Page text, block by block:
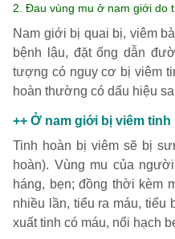
2. Đau vùng mu ở nam giới do
Nam giới bị quai bị, viêm
bệnh lậu, đặt ống dẫn
tượng có nguy cơ bị viêm
hoàn thường có dấu hiệu
++ Ở nam giới bị viêm
Tinh hoàn bị viêm sẽ bị
hoàn). Vùng mu của
háng, bẹn; đồng thời kèm
nhiều lần, tiểu ra máu, tiểu
xuất tinh có máu, nổi hạch